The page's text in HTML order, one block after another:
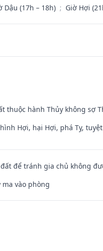
Dậu (17h – 18h) ; Giờ Hợi
thuộc hành Thủy không sợ
Hợi, hại Hợi, phá Tỵ,
để tránh gia chủ không
vào phòng